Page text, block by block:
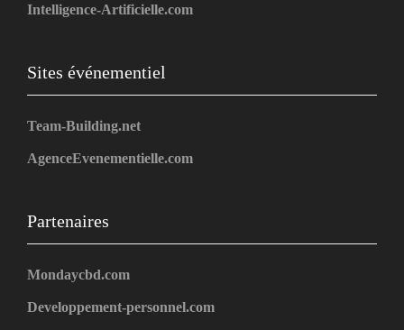
Intelligence-Artificielle.com
Sites événementiel
Team-Building.net
AgenceEvenementielle.com
Partenaires
Mondaycbd.com
Developpement-personnel.com